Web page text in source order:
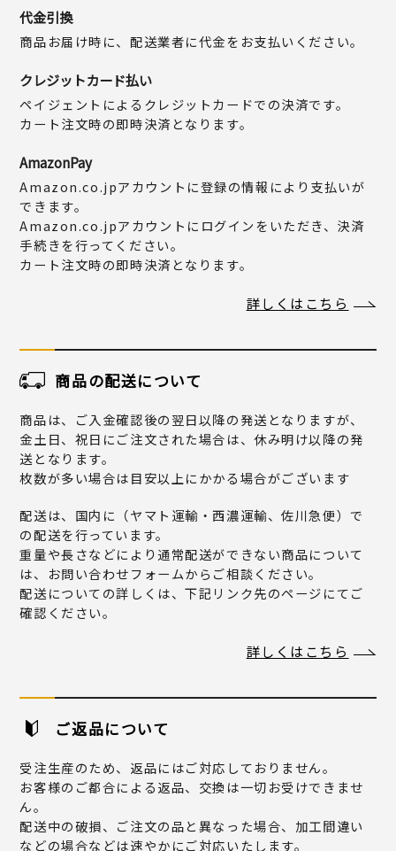
代金引換
商品お届け時に、配送業者に代金をお支払いください。
クレジットカード払い
ペイジェントによるクレジットカードでの決済です。
カート注文時の即時決済となります。
AmazonPay
Amazon.co.jpアカウントに登録の情報により支払いが
できます。
Amazon.co.jpアカウントにログインをいただき、決済
手続きを行ってください。
カート注文時の即時決済となります。
詳しくはこちら
商品の配送について
商品は、ご入金確認後の翌日以降の発送となりますが、
金土日、祝日にご注文された場合は、休み明け以降の発
送となります。
枚数が多い場合は目安以上にかかる場合がございます
配送は、国内に（ヤマト運輸・西濃運輸、佐川急便）で
の配送を行っています。
重量や長さなどにより通常配送ができない商品について
は、お問い合わせフォームからご相談ください。
配送についての詳しくは、下記リンク先のページにてご
確認ください。
詳しくはこちら
ご返品について
受注生産のため、返品にはご対応しておりません。
お客様のご都合による返品、交換は一切お受けできませ
ん。
配送中の破損、ご注文の品と異なった場合、加工間違い
などの場合などは速やかにご対応いたします。